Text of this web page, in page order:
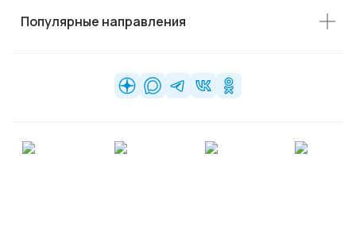
Популярные направления